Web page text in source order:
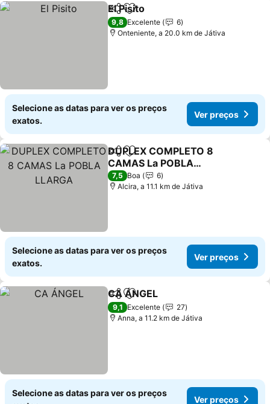
PartilharAdicionar aos favoritos
El Pisito
9,8 Excelente
6
Onteniente, a 20.0 km de Játiva
Selecione as datas para ver os preços
exatos.
Ver preços
PartilharAdicionar aos favoritos
DUPLEX COMPLETO 8
CAMAS La POBLA
LLARGA
7,5 Boa
6
Alcira, a 11.1 km de Játiva
Selecione as datas para ver os preços
exatos.
Ver preços
PartilharAdicionar aos favoritos
CA ÁNGEL
9,1 Excelente
27
Anna, a 11.2 km de Játiva
Selecione as datas para ver os preços
Ver preços